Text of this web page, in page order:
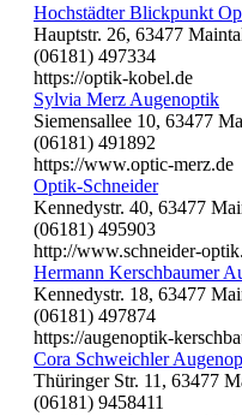
Hochstädter Blickpunkt
Hauptstr. 26, 63477
(06181) 497334
https://optik-kobel.de
Sylvia Merz Augenoptik
Siemensallee 10, 63477
(06181) 491892
https://www.optic-merz.de
Optik-Schneider
Kennedystr. 40, 63477
(06181) 495903
http://www.schneider-
Hermann Kerschbaumer
Kennedystr. 18, 63477
(06181) 497874
https://augenoptik-
Cora Schweichler
Thüringer Str. 11, 63477
(06181) 9458411